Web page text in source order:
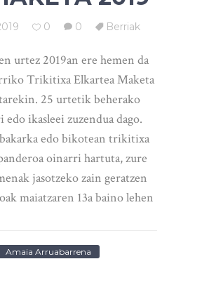
0 0 Berriak
urtez 2019an ere hemen da
Trikitixa Elkartea Maketa
25 urtetik beherako
edo ikasleei zuzendua dago.
edo bikotean trikitixa
oinarri hartuta, zure
jasotzeko zain geratzen
maiatzaren 13a baino lehen
Amaia Arruabarrena